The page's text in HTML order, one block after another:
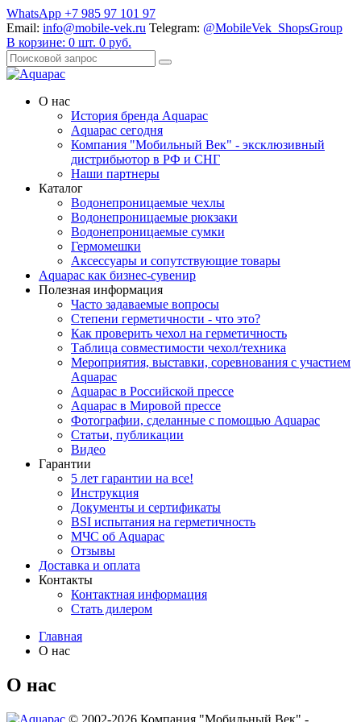
WhatsApp +7 985 97 101 97
Email: info@mobile-vek.ru Telegram: @MobileVek_ShopsGroup
В корзине: 0 шт. 0 руб.
О нас
История бренда Aquapac
Aquapac cегодня
Компания "Мобильный Век" - эксклюзивный
дистрибьютор в РФ и СНГ
Наши партнеры
Каталог
Водонепроницаемые чехлы
Водонепроницаемые рюкзаки
Водонепроницаемые сумки
Гермомешки
Аксессуары и сопутствующие товары
Aquapac как бизнес-сувенир
Полезная информация
Часто задаваемые вопросы
Степени герметичности - что это?
Как проверить чехол на герметичность
Таблица совместимости чехол/техника
Мероприятия, выставки, соревнования с участием
Aquapac
Aquapac в Российской прессе
Aquapac в Мировой прессе
Фотографии, сделанные с помощью Aquapac
Статьи, публикации
Видео
Гарантии
5 лет гарантии на все!
Инструкция
Документы и сертификаты
BSI испытания на герметичность
МЧС об Aquapac
Отзывы
Доставка и оплата
Контакты
Контактная информация
Стать дилером
Главная
О нас
О нас
© 2002-2026 Компания "Мобильный Век" -